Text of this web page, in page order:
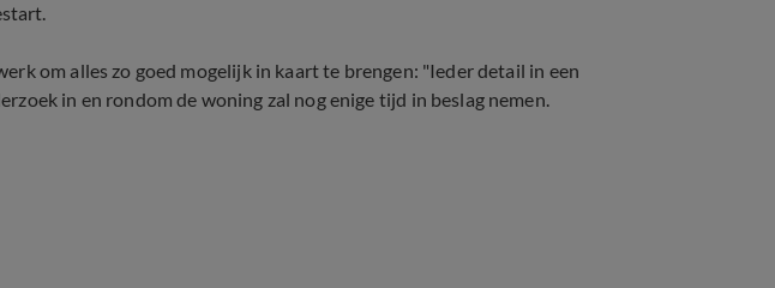
om alles zo goed mogelijk in kaart te brengen: "Ieder detail in een
in en rondom de woning zal nog enige tijd in beslag nemen.